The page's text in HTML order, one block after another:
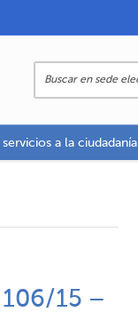
a la ciudadanía
106/15 –